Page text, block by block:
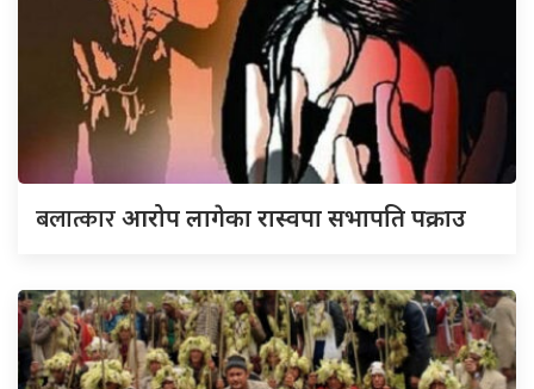
बलात्कारआरोप लागेका रास्वपा सभापति पक्राउ